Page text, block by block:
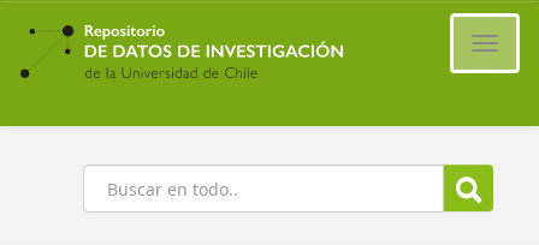
Ir
contenido
principal
Buscar